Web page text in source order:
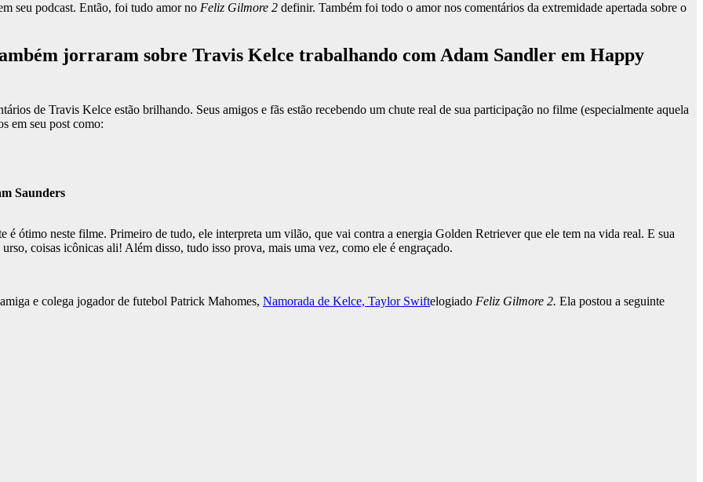
seu podcast. Então, foi tudo amor no Feliz Gilmore 2 definir. Também foi todo o amor nos comentários da extremidade apertada sobre o
jorraram sobre Travis Kelce trabalhando com Adam Sandler em Happy
de Travis Kelce estão brilhando. Seus amigos e fãs estão recebendo um chute real de sua participação no filme (especialmente aquela
em seu post como:
Saunders
ótimo neste filme. Primeiro de tudo, ele interpreta um vilão, que vai contra a energia Golden Retriever que ele tem na vida real. E sua
coisas icônicas ali! Além disso, tudo isso prova, mais uma vez, como ele é engraçado.
e colega jogador de futebol Patrick Mahomes, Namorada de Kelce, Taylor Swiftelogiado Feliz Gilmore 2. Ela postou a seguinte